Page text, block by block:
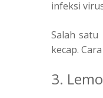
infeksi
Salah
kecap.
3.